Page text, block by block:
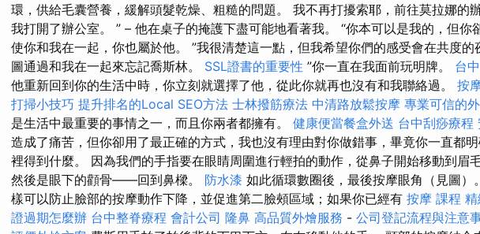
環，供給毛囊營養，緩解頭髮乾燥、粗糙的問題。 我不再打擾索耶，前往莫拉娜的
我打開了辦公室。 ” – 他在桌子的掩護下盡可能地看著我。 “你本可以是我的，但你
使你和我在一起，你也屬於他。 ”我很清楚這一點，但我希望你們的感受會在共度的
圖通過和我在一起來忘記喬斯林。 SSL證書的重要性 ”你一直在我面前玩明牌。 台
他重新回到你的生活中時，你立刻就選擇了他，從此你就再也沒有和我聯絡過。 按
打掃小技巧 提升排名的Local SEO方法 士林撥筋療法 中清路放鬆按摩 專業可信的
是生活中最重要的事情之一，而且你兩者都擁有。 健康便當餐盒外送 台中刮痧療程
造成了痛苦，但你卻用了最正確的方式，我也沒有理由對你做錯事，畢竟你一直都
裡得到什麼。 因為我們的手指要在眼睛周圍進行輕拍的動作，從鼻子開始移動到眉
然後是眼下的顴骨——回到鼻樑。 防水漆 如此循環數圈後，最後按摩眼角（見圖）
樣可以防止臉部的按摩動作下降，並促進第二臉頰區域；如果你已經有 按摩 課程
證過期怎麼辦 台中整脊療程 會計公司 隆鼻 高品質外燴服務 - 公司登記流程與注意